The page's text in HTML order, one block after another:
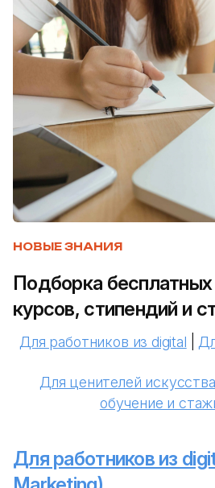
НОВЫЕ ЗНАНИЯ
Подборка бесплатных
курсов, стипендий и
Для работников из digital
Для ценителей искусства
обучение и
Для работников из